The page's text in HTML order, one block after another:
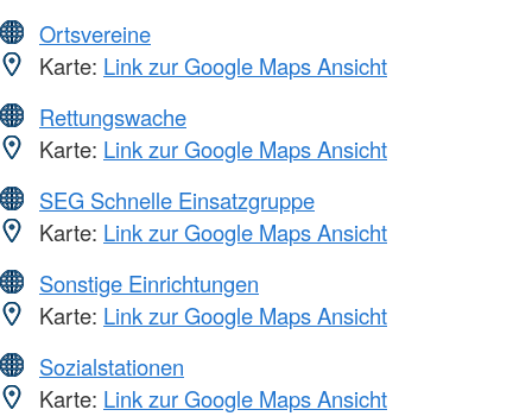
Ortsvereine
Karte: Link zur Google Maps Ansicht
Rettungswache
Karte: Link zur Google Maps Ansicht
SEG Schnelle Einsatzgruppe
Karte: Link zur Google Maps Ansicht
Sonstige Einrichtungen
Karte: Link zur Google Maps Ansicht
Sozialstationen
Karte: Link zur Google Maps Ansicht